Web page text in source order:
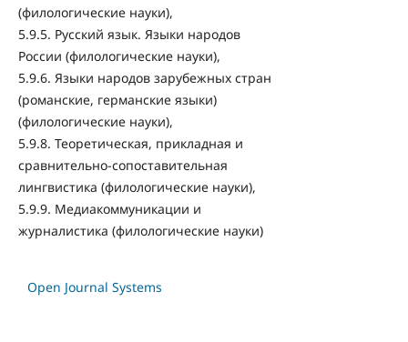
(филологические науки),
5.9.5. Русский язык. Языки народов
России (филологические науки),
5.9.6. Языки народов зарубежных стран
(романские, германские языки)
(филологические науки),
5.9.8. Теоретическая, прикладная и
сравнительно-сопоставительная
лингвистика (филологические науки),
5.9.9. Медиакоммуникации и
журналистика (филологические науки)
Open Journal Systems